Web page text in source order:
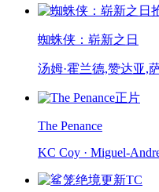
蜘蛛侠：崭新之日
汤姆·霍兰德,赞达亚,
正片
The Penance
KC Coy · Miguel-
更新TC